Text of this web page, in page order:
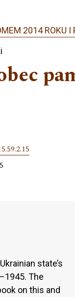
2014 ROKU I
state’s
The
on this and